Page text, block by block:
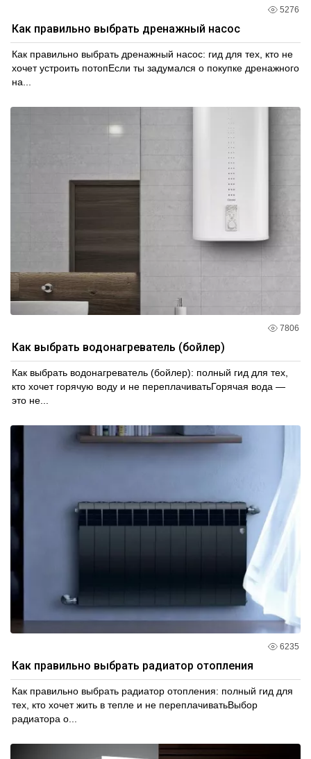
5276
Как правильно выбрать дренажный насос
Как правильно выбрать дренажный насос: гид для тех, кто не
хочет устроить потопЕсли ты задумался о покупке дренажного
на...
7806
Как выбрать водонагреватель (бойлер)
Как выбрать водонагреватель (бойлер): полный гид для тех,
кто хочет горячую воду и не переплачиватьГорячая вода —
это не...
6235
Как правильно выбрать радиатор отопления
Как правильно выбрать радиатор отопления: полный гид для
тех, кто хочет жить в тепле и не переплачиватьВыбор
радиатора о...